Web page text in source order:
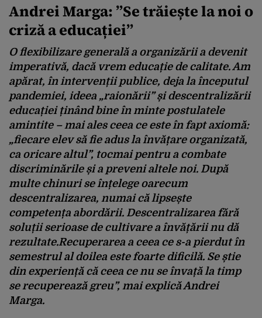
Andrei Marga: ”Se trăiește la noi o
criză a educației”
O flexibilizare generală a organizării a devenit
imperativă, dacă vrem educație de calitate. Am
apărat, în intervenții publice, deja la începutul
pandemiei, ideea „raionării” și descentralizării
educației ținând bine în minte postulatele
amintite – mai ales ceea ce este în fapt axiomă:
„fiecare elev să fie adus la învățare organizată,
ca oricare altul”, tocmai pentru a combate
discriminările și a preveni altele noi. După
multe chinuri se înțelege oarecum
descentralizarea, numai că lipsește
competența abordării. Descentralizarea fără
soluții serioase de cultivare a învățării nu dă
rezultate.Recuperarea a ceea ce s-a pierdut în
semestrul al doilea este foarte dificilă. Se știe
din experiență că ceea ce nu se învață la timp
se recuperează greu”, mai explică Andrei
Marga.